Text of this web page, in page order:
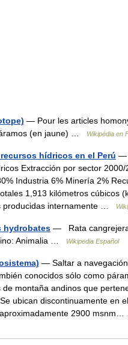
— Pour les articles
(en jaune) …
Wikipédia en
hídricos en el Perú —
Extracción por sector
Industria 6% Minería 2%
1,913 kilómetros cúbicos
producidas internamente …
hydrobates — Rata
Animalia …
Wikipedia Español
— Saltar a
conocidos sólo como
de montaña andinos que
ubican discontinuamente en
2900